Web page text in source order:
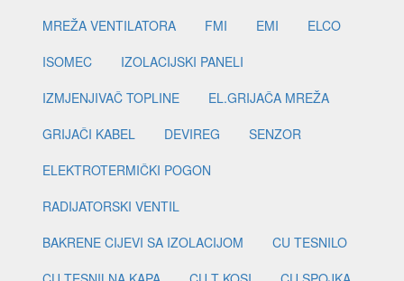
MREŽA VENTILATORA
FMI EMI
ELCO
ISOMEC
IZOLACIJSKI PANELI
IZMJENJIVAČ TOPLINE
EL.GRIJAČA MREŽA
GRIJAČI KABEL
DEVIREG
SENZOR
ELEKTROTERMIČKI POGON
RADIJATORSKI VENTIL
BAKRENE CIJEVI SA IZOLACIJOM
CU TESNILO